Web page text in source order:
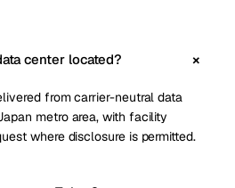
center located?
from carrier-neutral data
metro area, with facility
where disclosure is permitted.